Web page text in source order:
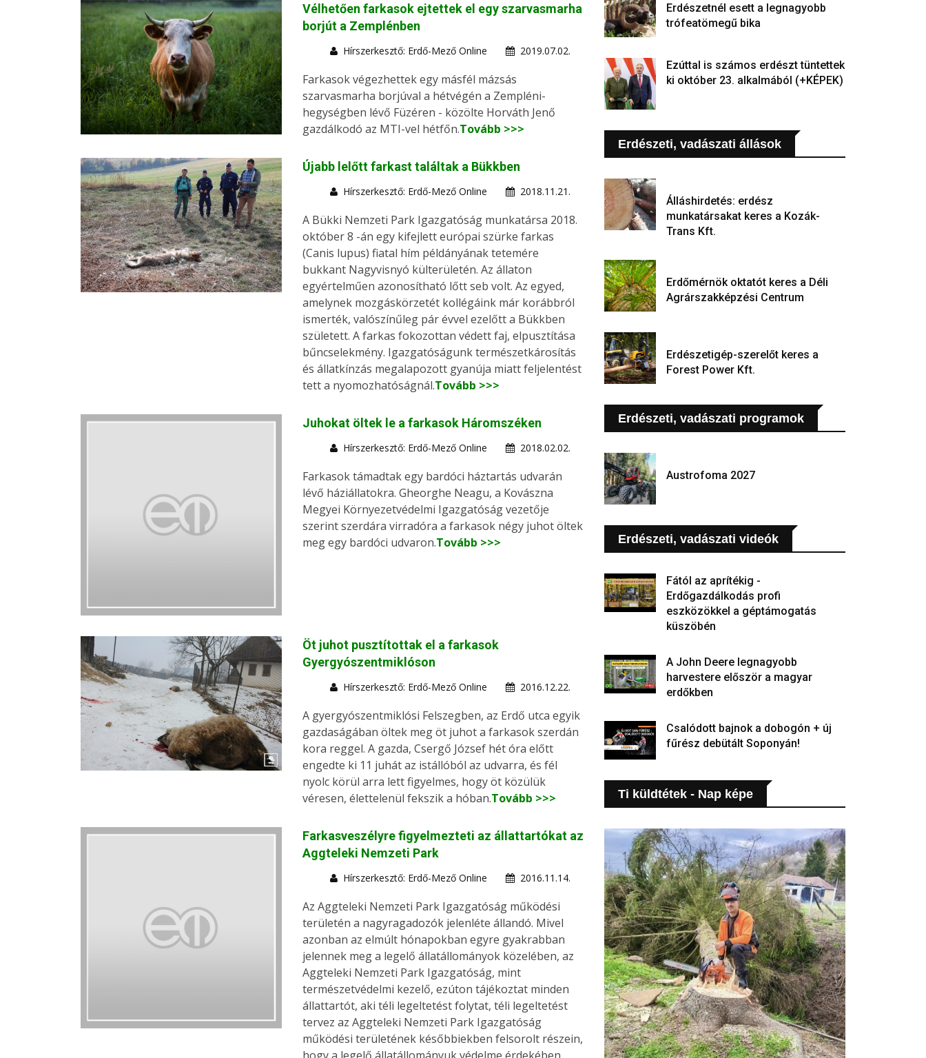
Vélhetően farkasok ejtettek el egy szarvasmarha
borjút a Zemplénben
Hírszerkesztő: Erdő-Mező Online 2019.07.02.
Farkasok végezhettek egy másfél mázsás
szarvasmarha borjúval a hétvégén a Zempléni-
hegységben lévő Füzéren - közölte Horváth Jenő
gazdálkodó az MTI-vel hétfőn.Tovább >>>
Újabb lelőtt farkast találtak a Bükkben
Hírszerkesztő: Erdő-Mező Online 2018.11.21.
A Bükki Nemzeti Park Igazgatóság munkatársa 2018.
október 8 -án egy kifejlett európai szürke farkas
(Canis lupus) fiatal hím példányának tetemére
bukkant Nagyvisnyó külterületén. Az állaton
egyértelműen azonosítható lőtt seb volt. Az egyed,
amelynek mozgáskörzetét kollégáink már korábbról
ismerték, valószínűleg pár évvel ezelőtt a Bükkben
született. A farkas fokozottan védett faj, elpusztítása
bűncselekmény. Igazgatóságunk természetkárosítás
és állatkínzás megalapozott gyanúja miatt feljelentést
tett a nyomozhatóságnál.Tovább >>>
Juhokat öltek le a farkasok Háromszéken
Hírszerkesztő: Erdő-Mező Online 2018.02.02.
Farkasok támadtak egy bardóci háztartás udvarán
lévő háziállatokra. Gheorghe Neagu, a Kovászna
Megyei Környezetvédelmi Igazgatóság vezetője
szerint szerdára virradóra a farkasok négy juhot öltek
meg egy bardóci udvaron.Tovább >>>
Öt juhot pusztítottak el a farkasok
Gyergyószentmiklóson
Hírszerkesztő: Erdő-Mező Online 2016.12.22.
A gyergyószentmiklósi Felszegben, az Erdő utca egyik
gazdaságában öltek meg öt juhot a farkasok szerdán
kora reggel. A gazda, Csergő József hét óra előtt
engedte ki 11 juhát az istállóból az udvarra, és fél
nyolc körül arra lett figyelmes, hogy öt közülük
véresen, élettelenül fekszik a hóban.Tovább >>>
Farkasveszélyre figyelmezteti az állattartókat az
Aggteleki Nemzeti Park
Hírszerkesztő: Erdő-Mező Online 2016.11.14.
Az Aggteleki Nemzeti Park Igazgatóság működési
területén a nagyragadozók jelenléte állandó. Mivel
azonban az elmúlt hónapokban egyre gyakrabban
jelennek meg a legelő állatállományok közelében, az
Aggteleki Nemzeti Park Igazgatóság, mint
természetvédelmi kezelő, ezúton tájékoztat minden
állattartót, aki téli legeltetést folytat, téli legeltetést
tervez az Aggteleki Nemzeti Park Igazgatóság
működési területének későbbiekben felsorolt részein,
Erdészetnél esett a legnagyobb
trófeatömegű bika
Ezúttal is számos erdészt tüntettek
ki október 23. alkalmából (+KÉPEK)
Erdészeti, vadászati állások
Álláshirdetés: erdész
munkatársakat keres a Kozák-
Trans Kft.
Erdőmérnök oktatót keres a Déli
Agrárszakképzési Centrum
Erdészetigép-szerelőt keres a
Forest Power Kft.
Erdészeti, vadászati programok
Austrofoma 2027
Erdészeti, vadászati videók
Fától az aprítékig -
Erdőgazdálkodás profi
eszközökkel a géptámogatás
küszöbén
A John Deere legnagyobb
harvestere először a magyar
erdőkben
Csalódott bajnok a dobogón + új
fűrész debütált Soponyán!
Ti küldtétek - Nap képe